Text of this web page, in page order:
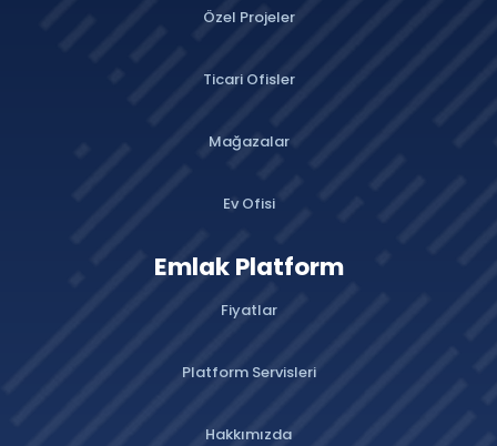
Özel Projeler
Ticari Ofisler
Mağazalar
Ev Ofisi
Emlak Platform
Fiyatlar
Platform Servisleri
Hakkımızda